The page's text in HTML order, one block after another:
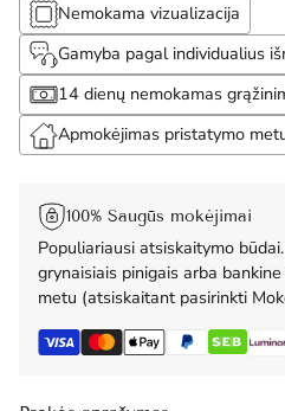
Nemokama vizualizacija
Gamyba pagal individualius
14 dienų nemokamas
Apmokėjimas pristatymo
100% Saugūs mokėjimai
Populiariausi atsiskaitymo
grynaisiais pinigais arba
metu (atsiskaitant pasirinkti